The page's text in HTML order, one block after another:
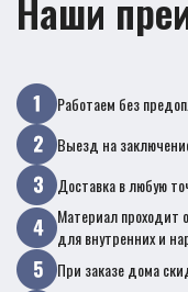
Работаем без
Выезд на
Доставка в любую
Материал проходит
для внутренних и
При заказе дома